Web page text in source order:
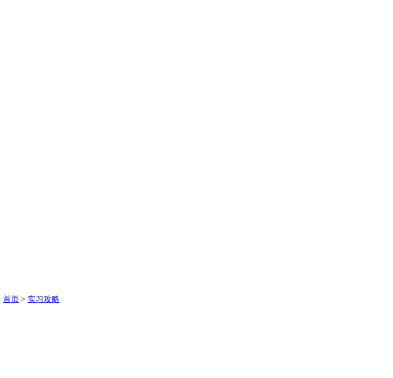
首页 > 实习攻略